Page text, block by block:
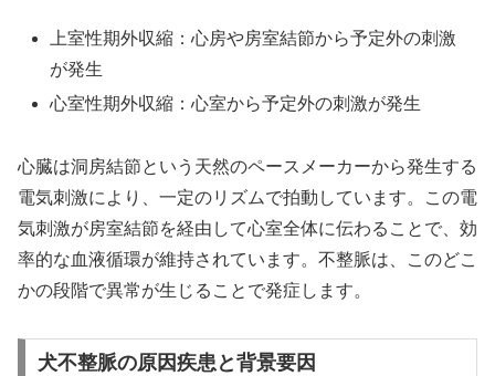
上室性期外収縮：心房や房室結節から予定外の刺激
が発生
心室性期外収縮：心室から予定外の刺激が発生
心臓は洞房結節という天然のペースメーカーから発生する
電気刺激により、一定のリズムで拍動しています。この電
気刺激が房室結節を経由して心室全体に伝わることで、効
率的な血液循環が維持されています。不整脈は、このどこ
かの段階で異常が生じることで発症します。
犬不整脈の原因疾患と背景要因